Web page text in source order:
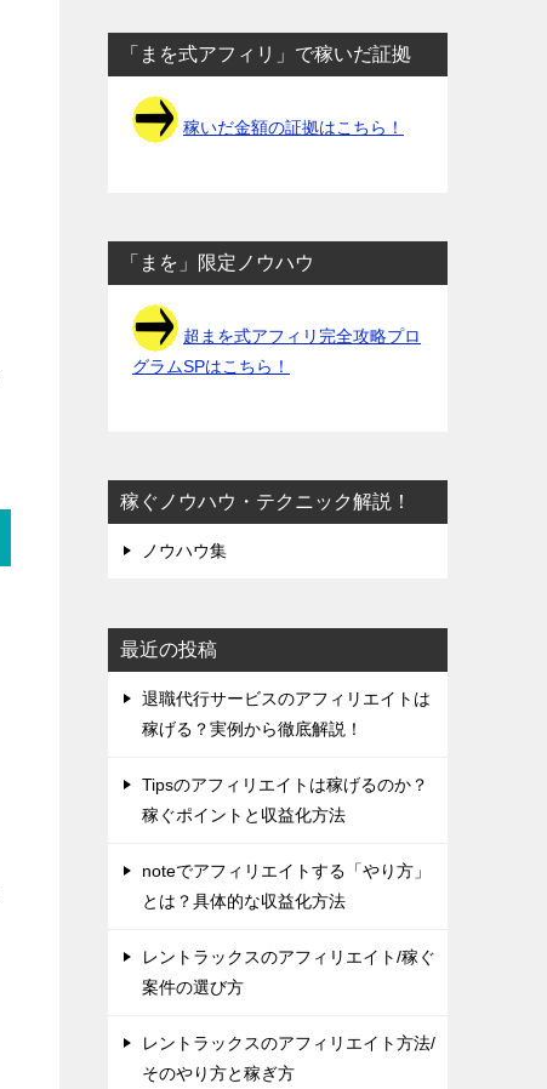
「まを式アフィリ」で稼いだ証拠
稼いだ金額の証拠はこちら！
「まを」限定ノウハウ
超まを式アフィリ完全攻略プロ
グラムSPはこちら！
稼ぐノウハウ・テクニック解説！
ノウハウ集
最近の投稿
退職代行サービスのアフィリエイトは
稼げる？実例から徹底解説！
Tipsのアフィリエイトは稼げるのか？
稼ぐポイントと収益化方法
noteでアフィリエイトする「やり方」
とは？具体的な収益化方法
レントラックスのアフィリエイト/稼ぐ
案件の選び方
レントラックスのアフィリエイト方法/
そのやり方と稼ぎ方